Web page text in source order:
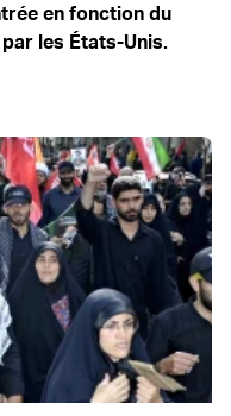
en fonction du
les États-Unis.